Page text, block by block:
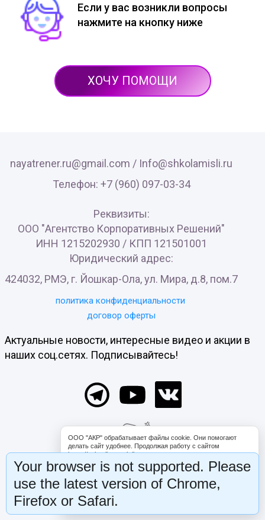
Если у вас возникли вопросы
нажмите на кнопку ниже
ХОЧУ ПОМОЩИ
nayatrener.ru@gmail.com / Info@shkolamisli.ru
Телефон: +7 (960) 097-03-34
Реквизиты:
ООО "Агентство Корпоративных Решений"
ИНН 1215202930 / КПП 121501001
Юридический адрес:
424032, РМЭ, г. Йошкар-Ола, ул. Мира, д.8, пом.7
политика конфиденциальности
договор оферты
Актуальные новости, интересные видео и акции в
наших соц.сетях. Подписывайтесь!
ООО "АКР" обрабатывает файлы cookie. Они помогают
делать сайт удобнее. Продолжая работу с сайтом
https://schooligropraktika.com, вы соглашаетесь с
обработкой файлов cookie. Вы можете запретить обработку
некоторых типов cookie в настройках браузера либо на
странице «Уведомление об использовании файлов cookie».
Согласен
Your browser is not supported. Please
use the latest version of Chrome,
Firefox or Safari.